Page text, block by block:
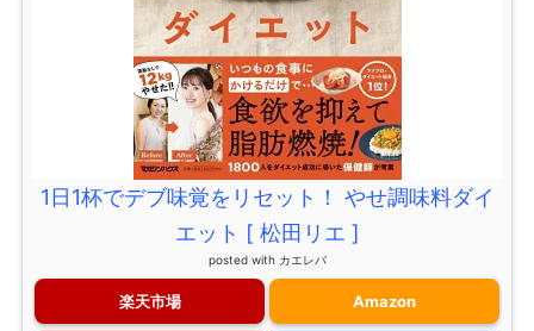
1日1杯でデブ味覚をリセット！ やせ調味料ダイ
エット [ 松田リエ ]
posted with カエレバ
楽天市場 Amazon